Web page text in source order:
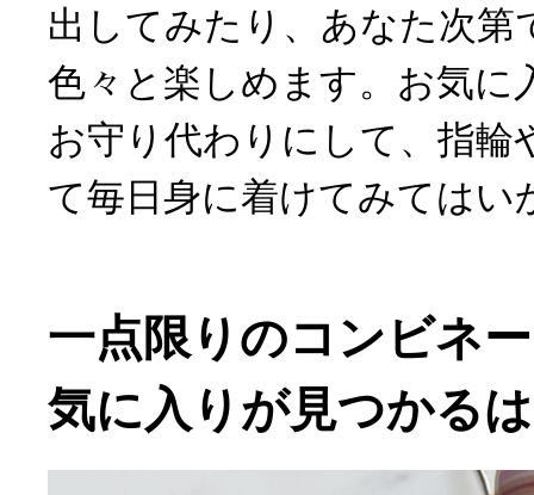
出してみたり、あなた次第
色々と楽しめます。お気に
お守り代わりにして、指輪
て毎日身に着けてみてはい
一点限りのコンビネ
気に入りが見つかる